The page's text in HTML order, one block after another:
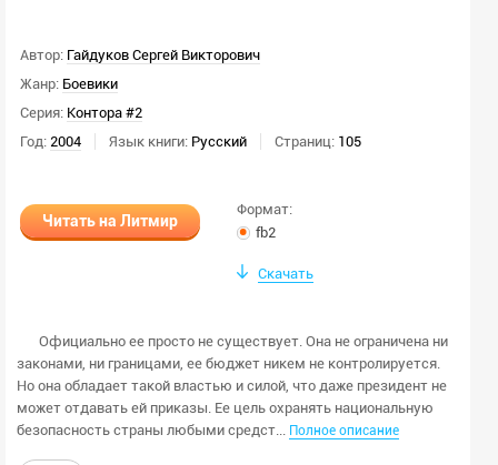
Не важно
Скрыть ЛП
мужской
Применить
Очистить
Автор: Гайдуков Сергей Викторович
Жанр: Боевики
Серия: Контора #2
Год: 2004 Язык книги: Русский Страниц: 105
Читать на Литмир
Формат:
fb2
Скачать
Официально ее просто не существует. Она не ограничена ни
законами, ни границами, ее бюджет никем не контролируется.
Но она обладает такой властью и силой, что даже президент не
может отдавать ей приказы. Ее цель охранять национальную
безопасность страны любыми средст...
Полное описание